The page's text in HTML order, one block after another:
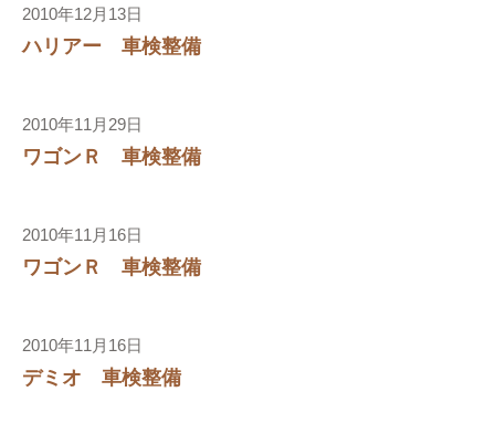
2010年12月13日
ハリアー 車検整備
2010年11月29日
ワゴンＲ 車検整備
2010年11月16日
ワゴンＲ 車検整備
2010年11月16日
デミオ 車検整備